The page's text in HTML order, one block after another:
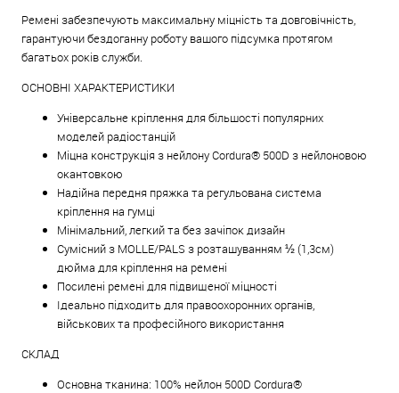
Ремені забезпечують максимальну міцність та довговічність,
гарантуючи бездоганну роботу вашого підсумка протягом
багатьох років служби.
ОСНОВНІ ХАРАКТЕРИСТИКИ
Універсальне кріплення для більшості популярних
моделей радіостанцій
Міцна конструкція з нейлону Cordura® 500D з нейлоновою
окантовкою
Надійна передня пряжка та регульована система
кріплення на гумці
Мінімальний, легкий та без зачіпок дизайн
Сумісний з MOLLE/PALS з розташуванням ½ (1,3см)
дюйма для кріплення на ремені
Посилені ремені для підвищеної міцності
Ідеально підходить для правоохоронних органів,
військових та професійного використання
СКЛАД
Основна тканина: 100% нейлон 500D Cordura®